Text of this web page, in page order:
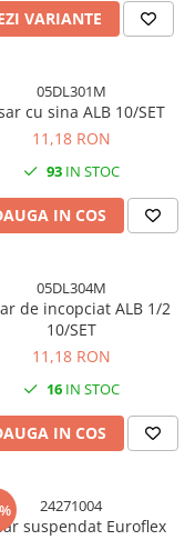
VARIANTE
05DL301M
cu sina ALB 10/SET
11,18 RON
93IN STOC
IN COS
05DL304M
de incopciat ALB 1/2
10/SET
11,18 RON
16IN STOC
IN COS
24271004
suspendat Euroflex